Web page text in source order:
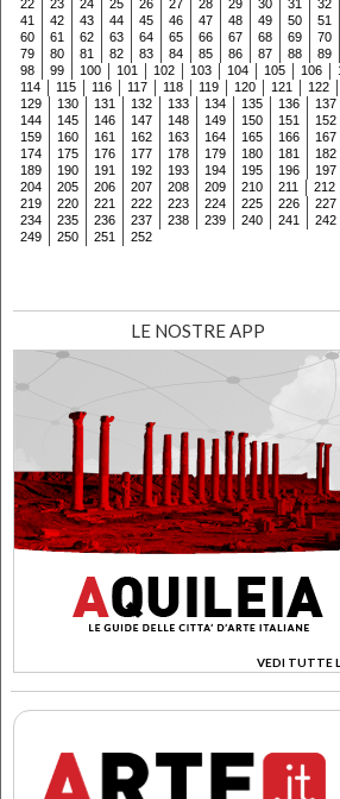
22 23 24 25 26 27 28 29 30 31 32
41
42 43 44 45 46 47 48 49 50 51
60
61 62 63 64 65 66 67 68 69 70
79
80 81 82 83 84 85 86 87 88 89
98
99 100 101 102 103 104 105 106
114
115 116 117 118 119 120 121 122
129
130 131 132 133 134 135 136 137
144
145 146 147 148 149 150 151 152
159
160 161 162 163 164 165 166 167
174
175 176 177 178 179 180 181 182
189
190 191 192 193 194 195 196 197
204
205 206 207 208 209 210 211 212
219
220 221 222 223 224 225 226 227
234
235 236 237 238 239 240 241 242
249
250 251
252
LE NOSTRE APP
VEDI TUTTE
>